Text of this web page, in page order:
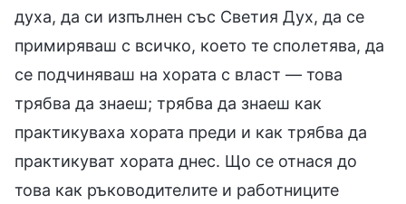
духа, да си изпълнен със Светия Дух, да се
примиряваш с всичко, което те сполетява, да
се подчиняваш на хората с власт — това
трябва да знаеш; трябва да знаеш как
практикуваха хората преди и как трябва да
практикуват хората днес. Що се отнася до
това как ръководителите и работниците